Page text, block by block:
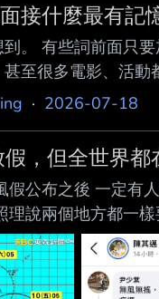
接什麼最有記
。 有些詞前面只
至很多電影、活
有沒有「瘋狂＋
· 2026-07-18
，但全世界都
假公布之後 一定有
理說兩個地方都一
為大家對高雄本
台中的新聞 才讓
眾矢之的的八卦？